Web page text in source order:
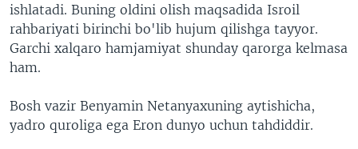
ishlatadi. Buning oldini olish maqsadida Isroil
rahbariyati birinchi bo'lib hujum qilishga tayyor.
Garchi xalqaro hamjamiyat shunday qarorga kelmasa
ham.
Bosh vazir Benyamin Netanyaxuning aytishicha,
yadro quroliga ega Eron dunyo uchun tahdiddir.